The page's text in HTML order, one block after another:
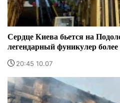
Сердце Киева бьется на
легендарный фуникулер более
20:45 10.07